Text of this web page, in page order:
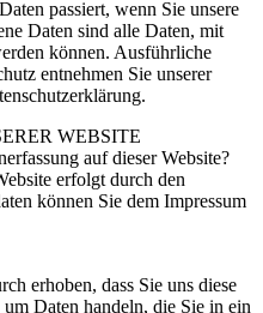
passiert, wenn Sie unsere
Daten sind alle Daten, mit
können. Ausführliche
entnehmen Sie unserer
WEBSITE
auf dieser Website?
erfolgt durch den
können Sie dem Impressum
erhoben, dass Sie uns diese
Daten handeln, die Sie in ein